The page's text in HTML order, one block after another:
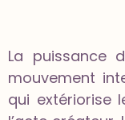
La puissance
mouvement
qui extériorise